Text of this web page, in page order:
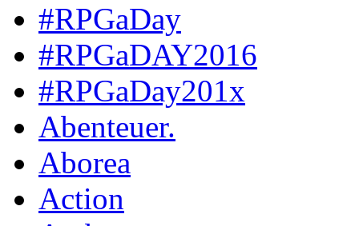
#RPGaDay
#RPGaDAY2016
#RPGaDay201x
Abenteuer.
Aborea
Action